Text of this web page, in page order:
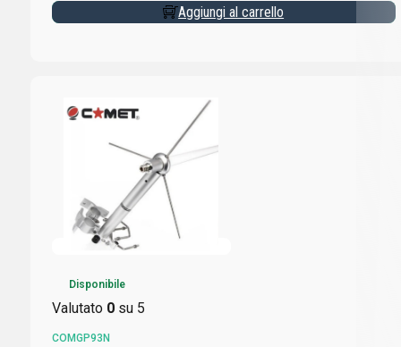
Aggiungi al carrello
Disponibile
Valutato 0su 5
COMGP93N